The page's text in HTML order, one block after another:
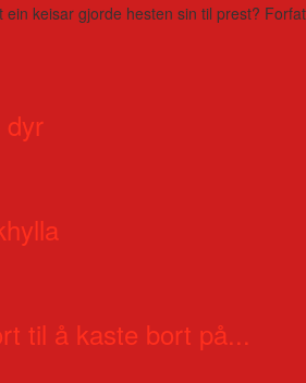
keisar gjorde hesten sin til prest?
dyr
til å kaste bort på...